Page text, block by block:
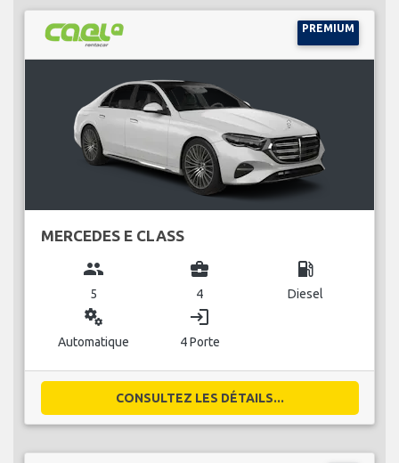
PREMIUM
MERCEDES E CLASS
group
5
business_center
4
local_gas_station
Diesel
miscellaneous_services
Automatique
login
4 Porte
CONSULTEZ LES DÉTAILS...